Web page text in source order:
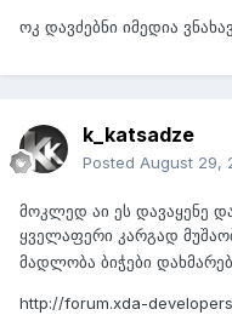
ოკ დავძებნი იმედია
k_katsadze
Posted August 29,
მოკლედ აი ეს დავაყენე
ყველაფერი კარგად
მადლობა ბიჭები
http://forum.xda-